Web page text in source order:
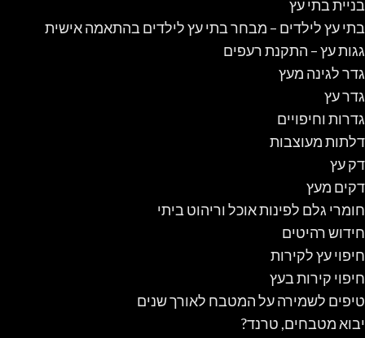
בניית בתי עץ
בתי עץ לילדים – מבחר בתי עץ לילדים בהתאמה אישית
גגות עץ – התקנת רעפים
גדר לגינה מעץ
גדר עץ
גדרות וחיפויים
דלתות מעוצבות
דק עץ
דקים מעץ
חומרי גלם לפינות אוכל וריהוט ביתי
חידוש רהיטים
חיפוי עץ לקירות
חיפוי קירות בעץ
טיפים לשמירה על המטבח לאורך שנים
יבוא מטבחים, טרנד?